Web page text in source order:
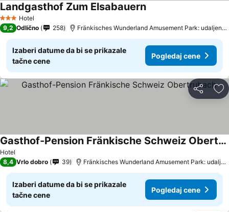
3 Zvezdice
Hotel
Landgasthof Zum Elsabauern
9,2 Odlično 258 Fränkisches Wunderland Amusement Park: udaljenost 13.4 km
Izaberi datume da bi se prikazale
tačne cene
Pogledaj cene
Deli
Hotel
Gasthof-Pension Fränkische Schweiz Obertrubach
8,4 Vrlo dobro 39 Fränkisches Wunderland Amusement Park: udaljenost 9.5 km
Izaberi datume da bi se prikazale
tačne cene
Pogledaj cene